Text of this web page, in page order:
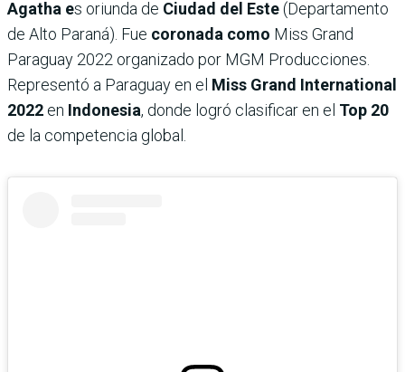
Agatha es oriunda de Ciudad del Este(Departamento
de Alto Paraná). Fue coronada como Miss Grand
Paraguay 2022 organizado por MGM Producciones.
Representó a Paraguay en el Miss Grand International
2022 en Indonesia, donde logró clasificar en el Top 20
de la competencia global.